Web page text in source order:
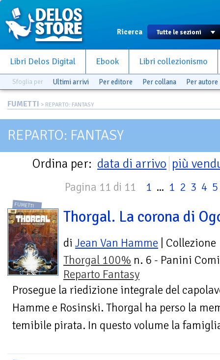
Ricerca
Libri Delos Digital Ebook Libri collezionismo
Sfoglia per Ultimi arrivi Per editore Per collana Per autore
FUMETTI > REPARTO: FANTASY
REPARTO: FANTASY
Ordina per: data di arrivo più
Pagina 11 di 11 1 ... 1 2 3 4 5
FUMETTI
Thorgal. La corona di
di Jean Van Hamme | Collezione
Thorgal 100% n. 6 - Panini
Reparto Fantasy
Prosegue la riedizione integrale del
Hamme e Rosinski. Thorgal ha perso la
temibile pirata. In questo volume la